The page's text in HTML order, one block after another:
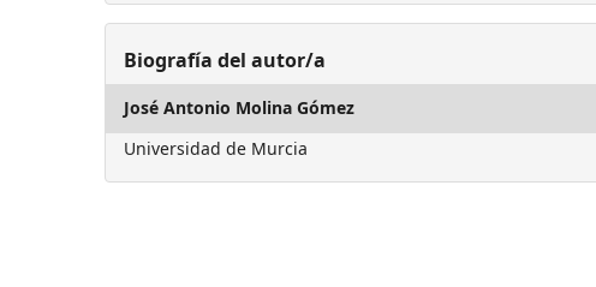
Biografía del autor/a
José Antonio Molina Gómez
Universidad de Murcia